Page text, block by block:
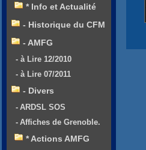
* Info et Actualité
- Historique du CFM
- AMFG
- à Lire 12/2010
- à Lire 07/2011
- Divers
- ARDSL SOS
- Affiches de Grenoble.
* Actions AMFG